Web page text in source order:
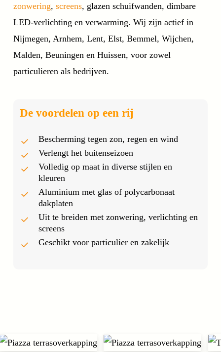
zonwering, screens, glazen schuifwanden, dimbare
LED-verlichting en verwarming. Wij zijn actief in
Nijmegen, Arnhem, Lent, Elst, Bemmel, Wijchen,
Malden, Beuningen en Huissen, voor zowel
particulieren als bedrijven.
De voordelen op een rij
Bescherming tegen zon, regen en wind
Verlengt het buitenseizoen
Volledig op maat in diverse stijlen en
kleuren
Aluminium met glas of polycarbonaat
dakplaten
Uit te breiden met zonwering, verlichting en
screens
Geschikt voor particulier en zakelijk